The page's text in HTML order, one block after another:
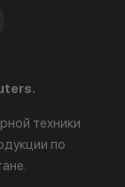
техники
по